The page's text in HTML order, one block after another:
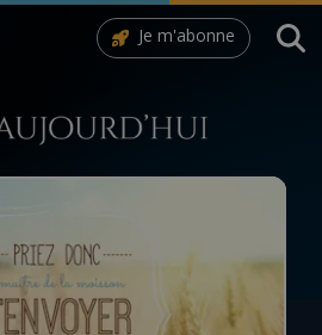
Je m'abonne